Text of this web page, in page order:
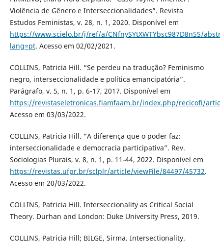
Violência de Gênero e Interseccionalidades”. Revista
Estudos Feministas, v. 28, n. 1, 2020. Disponível em
https://www.scielo.br/j/ref/a/CNfnySYtXWTYbsc987D8n5S/
lang=pt. Acesso em 02/02/2021.
COLLINS, Patricia Hill. “Se perdeu na tradução? Feminismo
negro, interseccionalidade e política emancipatória”.
Parágrafo, v. 5, n. 1, p. 6-17, 2017. Disponível em
https://revistaseletronicas.fiamfaam.br/index.php/recicofi/
Acesso em 03/03/2022.
COLLINS, Patricia Hill. “A diferença que o poder faz:
interseccionalidade e democracia participativa”. Rev.
Sociologias Plurais, v. 8, n. 1, p. 11-44, 2022. Disponível em
https://revistas.ufpr.br/sclplr/article/viewFile/84497/45732.
Acesso em 20/03/2022.
COLLINS, Patricia Hill. Interseccionality as Critical Social
Theory. Durhan and London: Duke University Press, 2019.
COLLINS, Patricia Hill; BILGE, Sirma. Intersectionality.